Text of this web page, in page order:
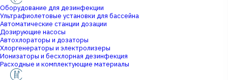
Оборудование для дезинфекции
Ультрафиолетовые установки для бассейна
Автоматические станции дозации
Дозирующие насосы
Автохлораторы и дозаторы
Хлоргенераторы и электролизеры
Ионизаторы и бесхлорная дезинфекция
Расходные и комплектующие материалы